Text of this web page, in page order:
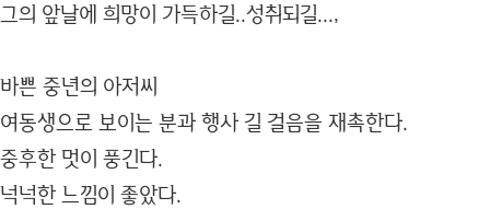
그의 앞날에 희망이 가득하길..성취되길...,
바쁜 중년의 아저씨
여동생으로 보이는 분과 행사 길 걸음을 재촉한다.
중후한 멋이 풍긴다.
넉넉한 느낌이 좋았다.